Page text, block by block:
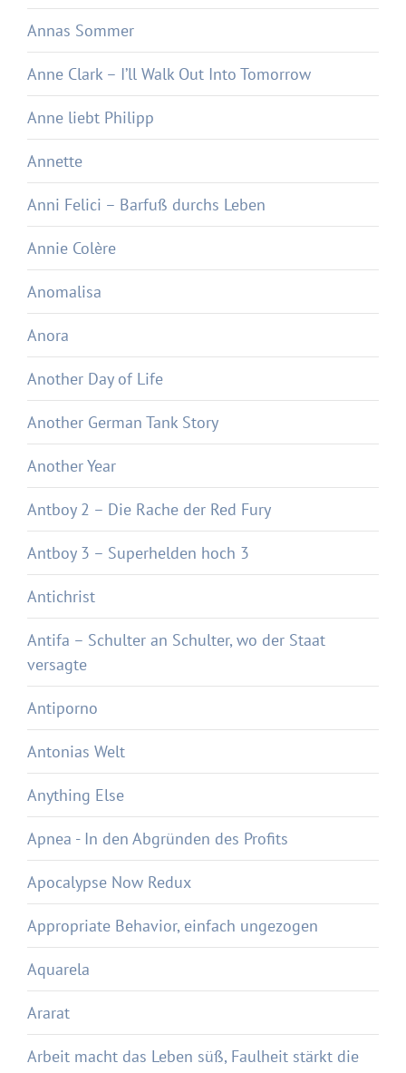
Annas Sommer
Anne Clark – I’ll Walk Out Into Tomorrow
Anne liebt Philipp
Annette
Anni Felici – Barfuß durchs Leben
Annie Colère
Anomalisa
Anora
Another Day of Life
Another German Tank Story
Another Year
Antboy 2 – Die Rache der Red Fury
Antboy 3 – Superhelden hoch 3
Antichrist
Antifa – Schulter an Schulter, wo der Staat
versagte
Antiporno
Antonias Welt
Anything Else
Apnea - In den Abgründen des Profits
Apocalypse Now Redux
Appropriate Behavior, einfach ungezogen
Aquarela
Ararat
Arbeit macht das Leben süß, Faulheit stärkt die